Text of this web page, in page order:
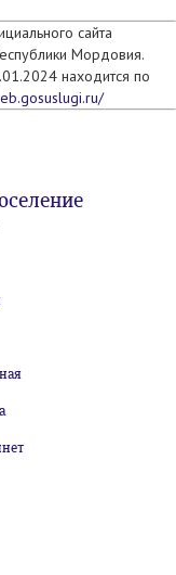
сайта
Мордовия.
находится по